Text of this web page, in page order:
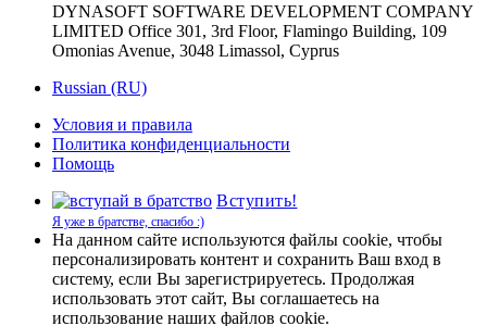
DYNASOFT SOFTWARE DEVELOPMENT COMPANY
LIMITED Office 301, 3rd Floor, Flamingo Building, 109
Omonias Avenue, 3048 Limassol, Cyprus
Russian (RU)
Условия и правила
Политика конфиденциальности
Помощь
Вступить!
Я уже в братстве, спасибо :)
На данном сайте используются файлы cookie, чтобы
персонализировать контент и сохранить Ваш вход в
систему, если Вы зарегистрируетесь. Продолжая
использовать этот сайт, Вы соглашаетесь на
использование наших файлов cookie.